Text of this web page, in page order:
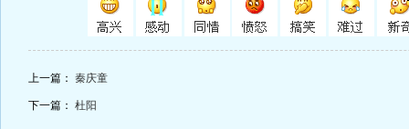
上一篇： 秦庆童
下一篇： 杜阳